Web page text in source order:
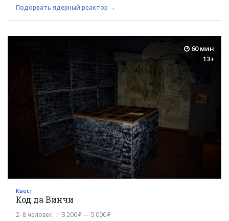
Подорвать ядерный реактор →
60 мин
13+
Квест
Код да Винчи
2–8 человек 3 200 ₽ — 5 000 ₽